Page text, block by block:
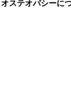
オステオパシーに